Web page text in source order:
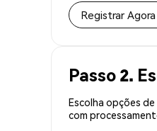
Registrar Agora
Passo 2.
Escolha opções
com